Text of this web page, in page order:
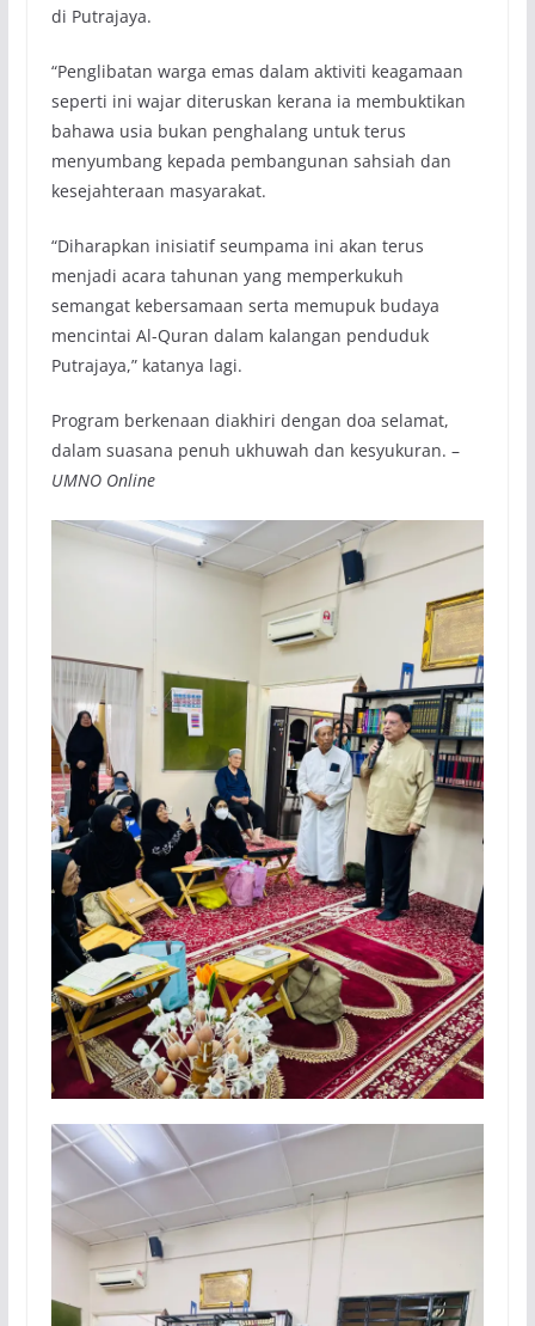
di Putrajaya.
“Penglibatan warga emas dalam aktiviti keagamaan
seperti ini wajar diteruskan kerana ia membuktikan
bahawa usia bukan penghalang untuk terus
menyumbang kepada pembangunan sahsiah dan
kesejahteraan masyarakat.
“Diharapkan inisiatif seumpama ini akan terus
menjadi acara tahunan yang memperkukuh
semangat kebersamaan serta memupuk budaya
mencintai Al-Quran dalam kalangan penduduk
Putrajaya,” katanya lagi.
Program berkenaan diakhiri dengan doa selamat,
dalam suasana penuh ukhuwah dan kesyukuran. –
UMNO Online